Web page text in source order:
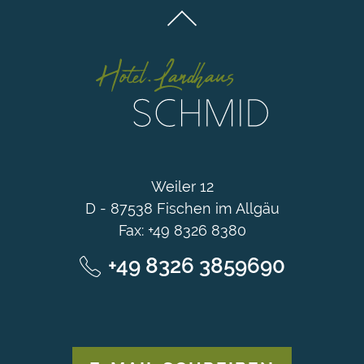
Weiler 12
D - 87538 Fischen im Allgäu
Fax: +49 8326 8380
+49 8326 3859690